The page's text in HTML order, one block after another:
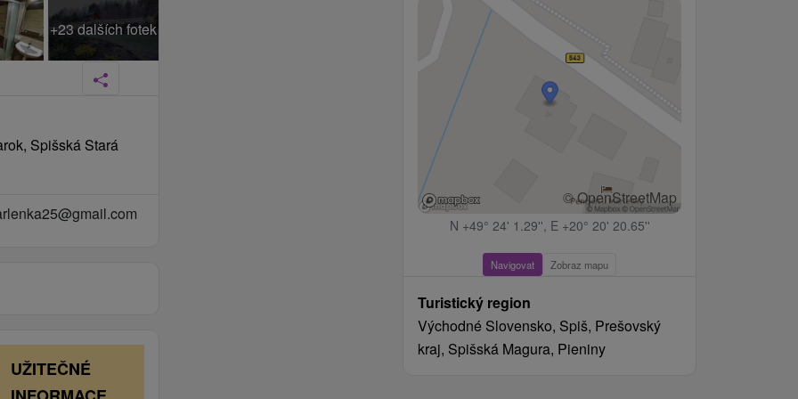
© OpenStreetMap
N +49° 24' 1.29'', E +20° 20' 20.65''
Navigovat Zobraz mapu
Turistický region
Východné Slovensko, Spiš, Prešovský
kraj, Spišská Magura, Pieniny
+23 dalších fotek
Spišská Stará
UŽITEČNÉ